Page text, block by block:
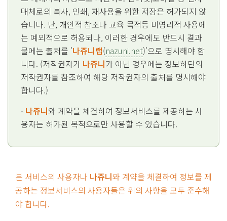
매체로의 복사, 인쇄, 재사용을 위한 저장은 허가되지 않
습니다. 단, 개인적 참조나 교육 목적등 비영리적 사용에
는 예외적으로 허용되나, 이러한 경우에도 반드시 결과
물에는 출처를 '나쥬니랩(nazuni.net)'으로 명시해야 합
니다. (저작권자가 나쥬니가 아닌 경우에는 정보하단의
저작권자를 참조하여 해당 저작권자의 출처를 명시해야
합니다.)
- 나쥬니와 계약을 체결하여 정보서비스를 제공하는 사
용자는 허가된 목적으로만 사용할 수 있습니다.
본 서비스의 사용자나 나쥬니와 계약을 체결하여 정보를 제
공하는 정보서비스의 사용자들은 위의 사항을 모두 준수해
야 합니다.